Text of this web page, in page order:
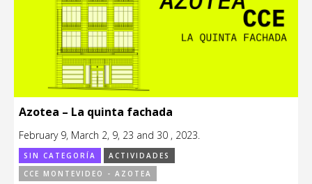
Azotea – La quinta fachada
February 9, March 2, 9, 23 and 30 , 2023.
SIN CATEGORÍA
ACTIVIDADES
CCE MONTEVIDEO - AZOTEA